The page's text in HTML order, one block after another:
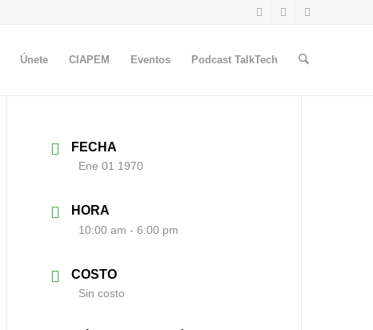
Únete CIAPEM Eventos Podcast TalkTech
FECHA
Ene 01 1970
HORA
10:00 am - 6:00 pm
COSTO
Sin costo